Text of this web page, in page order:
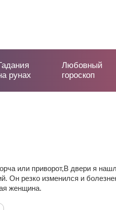
рунах
Любовный
гороскоп
или приворот,В двери я
Он резко изменился и
женщина.